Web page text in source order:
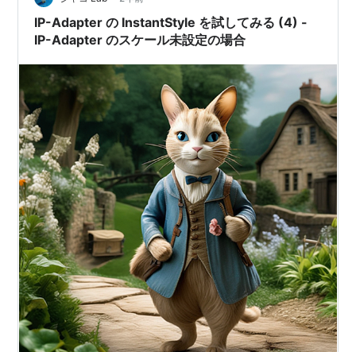
IP-Adapter の InstantStyle を試してみる (4) -
IP-Adapter のスケール未設定の場合